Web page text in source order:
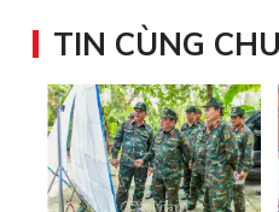
TIN CÙNG